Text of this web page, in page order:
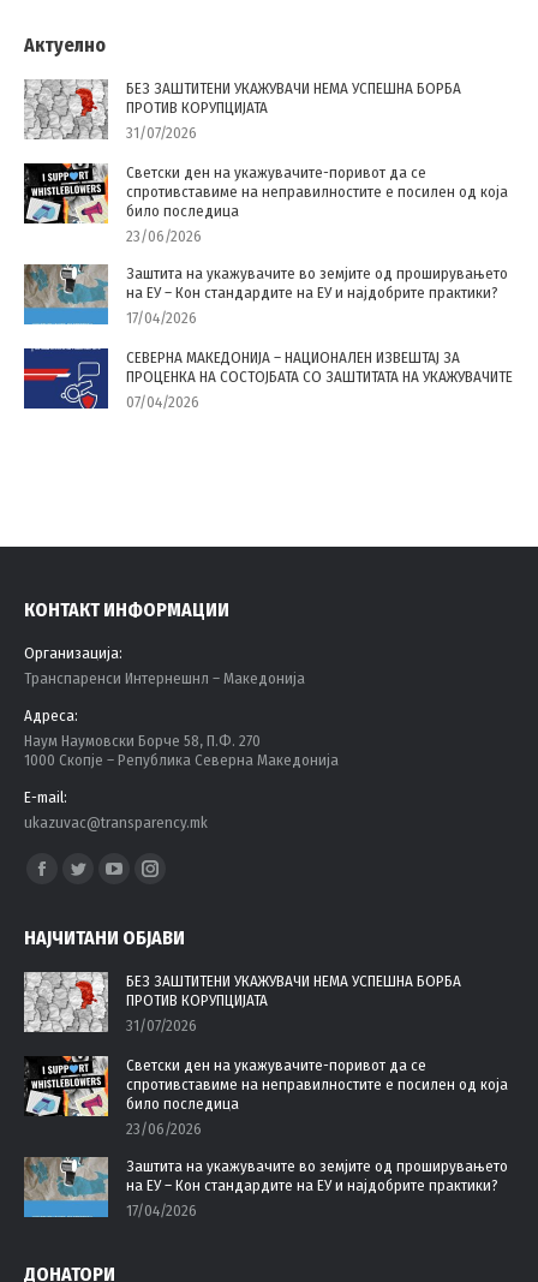
Актуелно
БЕЗ ЗАШТИТЕНИ УКАЖУВАЧИ НЕМА УСПЕШНА БОРБА
ПРОТИВ КОРУПЦИЈАТА
31/07/2026
Светски ден на укажувачите-поривот да се
спротивставиме на неправилностите е посилен од која
било последица
23/06/2026
Заштита на укажувачите во земјите од проширувањето
на ЕУ – Кон стандардите на ЕУ и најдобрите практики?
17/04/2026
СЕВЕРНА МАКЕДОНИЈА – НАЦИОНАЛЕН ИЗВЕШТАЈ ЗА
ПРОЦЕНКА НА СОСТОЈБАТА СО ЗАШТИТАТА НА УКАЖУВАЧИТЕ
07/04/2026
КОНТАКТ ИНФОРМАЦИИ
Организација:
Tранспаренси Интернешнл – Македонија
Адреса:
Наум Наумовски Борче 58, П.Ф. 270
1000 Скопје – Република Северна Македонија
E-mail:
ukazuvac@transparency.mk
Find us on:
opens
in
new
opens
in
new
YouTube
opens
new
Instagram
opens
in
new
НАЈЧИТАНИ ОБЈАВИ
БЕЗ ЗАШТИТЕНИ УКАЖУВАЧИ НЕМА УСПЕШНА БОРБА
ПРОТИВ КОРУПЦИЈАТА
31/07/2026
Светски ден на укажувачите-поривот да се
спротивставиме на неправилностите е посилен од која
било последица
23/06/2026
Заштита на укажувачите во земјите од проширувањето
на ЕУ – Кон стандардите на ЕУ и најдобрите практики?
17/04/2026
ДОНАТОРИ